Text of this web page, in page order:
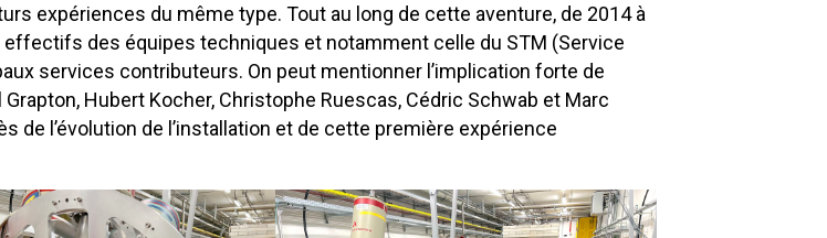
expériences du même type. Tout au long de cette aventure, de 2014 à
effectifs des équipes techniques et notamment celle du STM (Service
services contributeurs. On peut mentionner l’implication forte de
Hubert Kocher, Christophe Ruescas, Cédric Schwab et Marc
de l’évolution de l’installation et de cette première expérience